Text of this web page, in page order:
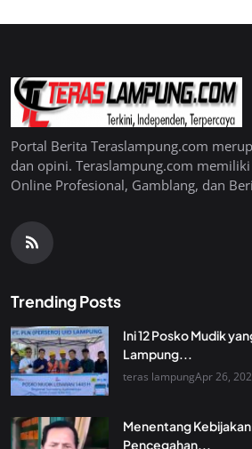
Portal Berita Teraslampung.com
dan opini. Teraslampung.com
Online Profesional, Gamblang, dan
Trending Posts
Ini 12 Posko Mudik
Lampung...
teras lampungApr 26,
Menentang
Pencegahan...